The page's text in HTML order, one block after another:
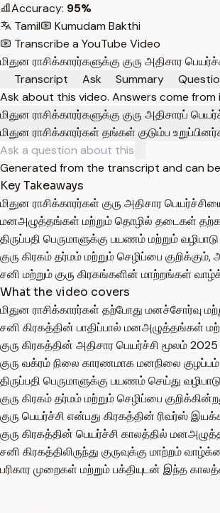
Accuracy: 95%
Tamil
Kumudam Bakthi
Transcribe a YouTube Video
மிதுன ராசிக்காரர்களுக்கு குரு அதிசார
Transcript
Ask Summary
Ask about this video. Answers come
மிதுன ராசிக்காரர்களுக்கு குரு அதிசாரப்
மிதுன ராசிக்காரர்கள் தங்கள் குடும்ப
Generated from the transcript and can
Key Takeaways
மிதுன ராசிக்காரர்கள் குரு அதிசார
மனஅழுத்தங்கள் மற்றும் தொழில் தடைகள்
திருப்பதி பெருமாளுக்கு பயணம் மற்றும்
குரு கிரகம் தர்மம் மற்றும் செழிப்பை
சனி மற்றும் குரு கிரகங்களின் மாற்றங்கள்
What the video covers
மிதுன ராசிக்காரர்கள் தற்போது
சனி கிரகத்தின் பாதிப்பால் மனஅழுத்தங்கள்
குரு கிரகத்தின் அதிசார பெயர்ச்சி மூலம்
குரு வக்ரம் நிலை காரணமாக மனநிலை
திருப்பதி பெருமாளுக்கு பயணம் செய்து
குரு கிரகம் தர்மம் மற்றும் செழிப்பை
குரு பெயர்ச்சி என்பது கிரகத்தின் ரிவர்ஸ்
குரு கிரகத்தின் பெயர்ச்சி காலத்தில்
சனி கிரகத்திலிருந்து குருவுக்கு மாற்றம்
பரிகார முறைகள் மற்றும் பக்தியுடன் இந்த